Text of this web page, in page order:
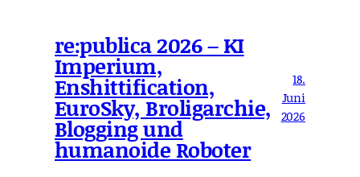
re:publica 2026 – KI
Imperium,
Enshittification,
EuroSky, Broligarchie,
Blogging und
humanoide Roboter
18.
Juni
2026